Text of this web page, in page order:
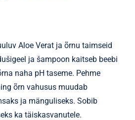
Aloe Verat ja õrnu taimseid
ja šampoon kaitseb beebi
naha pH taseme. Pehme
õrn vahusus muudab
ja mänguliseks. Sobib
ka täiskasvanutele.